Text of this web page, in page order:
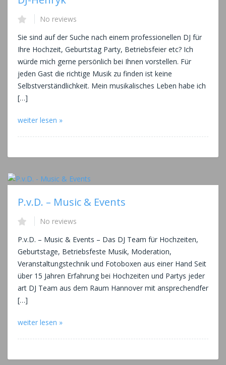
No reviews
Sie sind auf der Suche nach einem professionellen DJ für
Ihre Hochzeit, Geburtstag Party, Betriebsfeier etc? Ich
würde mich gerne persönlich bei Ihnen vorstellen. Für
jeden Gast die richtige Musik zu finden ist keine
Selbstverständlichkeit. Mein musikalisches Leben habe ich
[…]
weiter lesen »
P.v.D. – Music & Events
No reviews
P.v.D. – Music & Events – Das DJ Team für Hochzeiten,
Geburtstage, Betriebsfeste Musik, Moderation,
Veranstaltungstechnik und Fotoboxen aus einer Hand Seit
über 15 Jahren Erfahrung bei Hochzeiten und Partys jeder
art DJ Team aus dem Raum Hannover mit ansprechendfer
[…]
weiter lesen »